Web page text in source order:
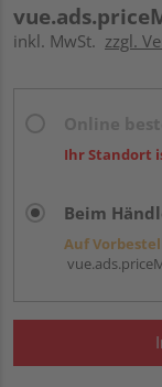
inkl. MwSt. zzgl.
Ihr Standort
Beim
Auf